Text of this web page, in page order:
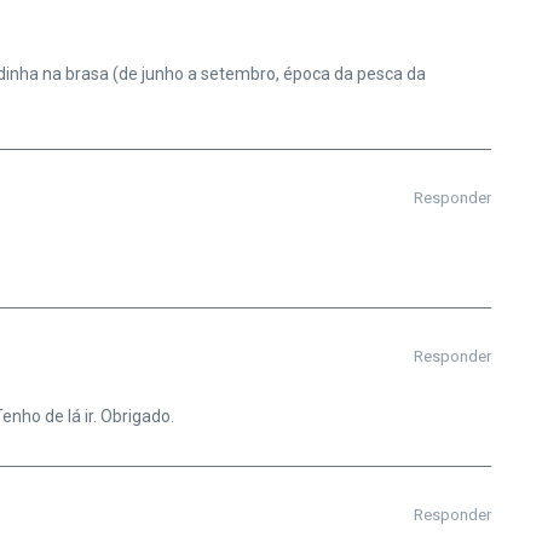
na brasa (de junho a setembro, época da pesca da
Responder
Responder
de lá ir. Obrigado.
Responder